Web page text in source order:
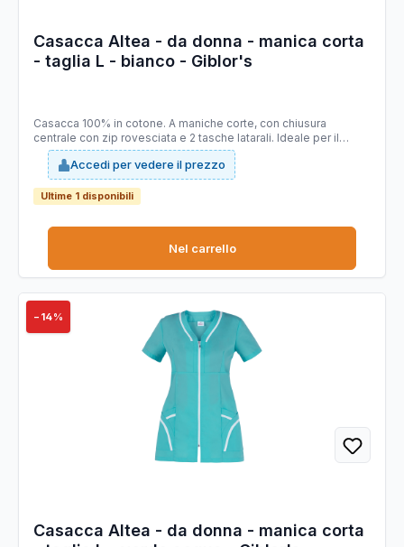
Casacca Altea - da donna - manica corta
- taglia L - bianco - Giblor's
Casacca 100% in cotone. A maniche corte, con chiusura
centrale con zip rovesciata e 2 tasche latarali. Ideale per il
settore beauty e cleaning. Taglie disponibili: da XS - 4XL. Slim
Fit.
Accedi per vedere il prezzo
Ultime 1 disponibili
Nel carrello
−14%
Casacca Altea - da donna - manica corta